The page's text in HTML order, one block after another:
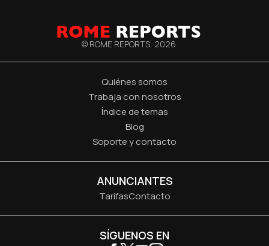
© ROME REPORTS, 2026
Quiénes somos
Trabaja con nosotros
Índice de temas
Blog
Soporte y contacto
ANUNCIANTES
TarifasContacto
SÍGUENOS EN